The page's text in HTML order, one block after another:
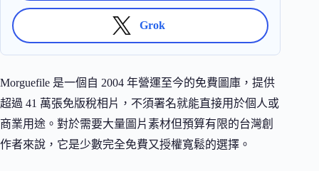
Grok
Morguefile 是一個自 2004 年營運至今的免費圖庫，提供
超過 41 萬張免版稅相片，不須署名就能直接用於個人或
商業用途。對於需要大量圖片素材但預算有限的台灣創
作者來說，它是少數完全免費又授權寬鬆的選擇。